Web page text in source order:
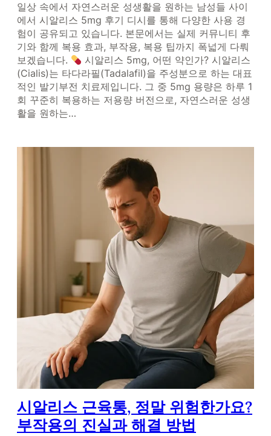
일상 속에서 자연스러운 성생활을 원하는 남성들 사이
에서 시알리스 5mg 후기 디시를 통해 다양한 사용 경
험이 공유되고 있습니다. 본문에서는 실제 커뮤니티 후
기와 함께 복용 효과, 부작용, 복용 팁까지 폭넓게 다뤄
보겠습니다.
시알리스 5mg, 어떤 약인가? 시알리스
(Cialis)는 타다라필(Tadalafil)을 주성분으로 하는 대표
적인 발기부전 치료제입니다. 그 중 5mg 용량은 하루 1
회 꾸준히 복용하는 저용량 버전으로, 자연스러운 성생
활을 원하는…
시알리스 근육통, 정말 위험한가요?
부작용의 진실과 해결 방법